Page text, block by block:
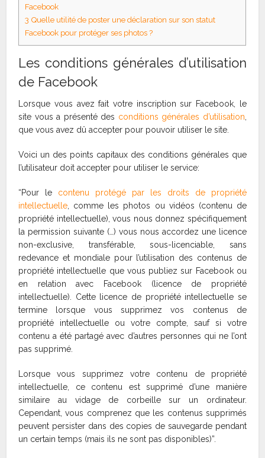
Facebook
3 Quelle utilité de poster une déclaration sur son statut
Facebook pour protéger ses photos ?
Les conditions générales d’utilisation
de Facebook
Lorsque vous avez fait votre inscription sur Facebook, le
site vous a présenté des conditions générales d’utilisation
que vous avez dû accepter pour pouvoir utiliser le site.
Voici un des points capitaux des conditions générales que
l’utilisateur doit accepter pour utiliser le service:
“Pour le contenu protégé par les droits de propriété
intellectuelle , comme les photos ou vidéos (contenu de
propriété intellectuelle), vous nous donnez spécifiquement
la permission suivante (…) vous nous accordez une licence
non-exclusive, transférable, sous-licenciable, sans
redevance et mondiale pour l’utilisation des contenus de
propriété intellectuelle que vous publiez sur Facebook ou
en relation avec Facebook (licence de propriété
intellectuelle). Cette licence de propriété intellectuelle se
termine lorsque vous supprimez vos contenus de
propriété intellectuelle ou votre compte, sauf si votre
contenu a été partagé avec d’autres personnes qui ne l’ont
pas supprimé.
Lorsque vous supprimez votre contenu de propriété
intellectuelle, ce contenu est supprimé d’une manière
similaire au vidage de corbeille sur un ordinateur.
Cependant, vous comprenez que les contenus supprimés
peuvent persister dans des copies de sauvegarde pendant
un certain temps (mais ils ne sont pas disponibles)”.